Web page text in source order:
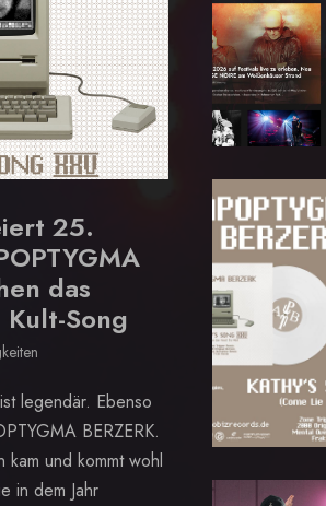
25.
das
Kult-Song
legendär. Ebenso
BERZERK.
kam und kommt wohl
in dem Jahr